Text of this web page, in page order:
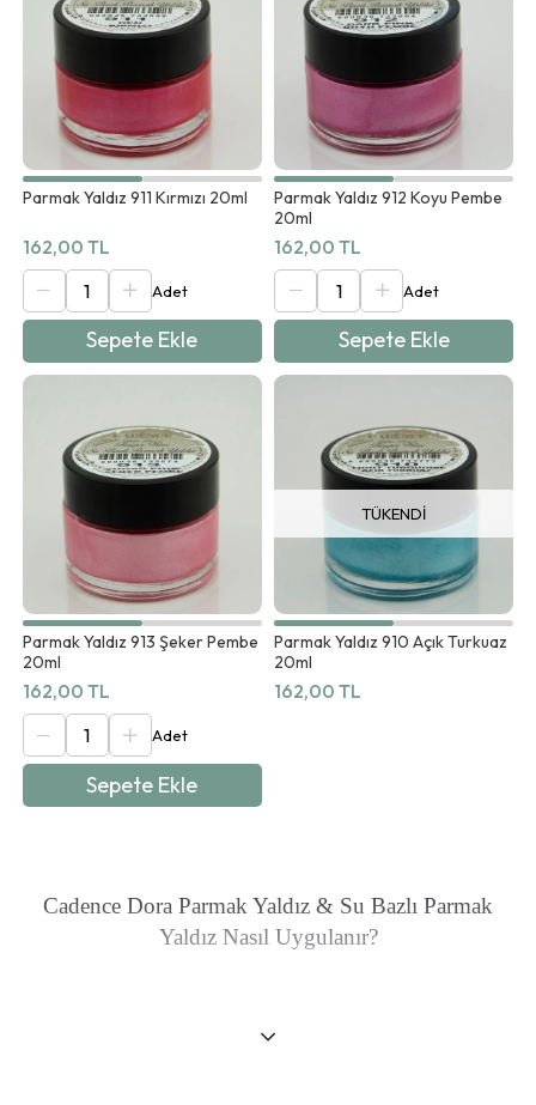
Parmak Yaldız 911 Kırmızı 20ml
162,00 TL
Sepete Ekle
Parmak Yaldız 912 Koyu Pembe
20ml
162,00 TL
Sepete Ekle
Parmak Yaldız 913 Şeker Pembe
20ml
162,00 TL
Sepete Ekle
TÜKENDI
Parmak Yaldız 910 Açık Turkuaz
20ml
162,00 TL
Cadence Dora Parmak Yaldız & Su Bazlı Parmak
Yaldız Nasıl Uygulanır?
